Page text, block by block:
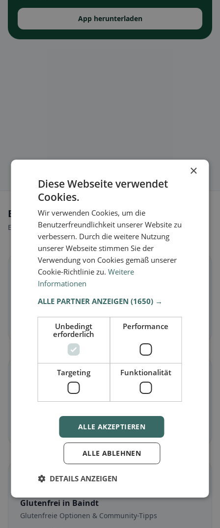
App herunterladen
Ernährungsweisen in Baindt
Entdecke Restaurants passend zu deiner Ernährungsweise.
Pflanzliche Gerichte & vegane Küche
Jetzt entdecken →
Vegetarischin Baindt
Jetzt entdecken →
🌾
Glutenfrei in Baindt
Glutenfreie Optionen & Community-Tipps
×
Diese Webseite verwendet
Cookies.
Wir verwenden Cookies, um die
Benutzerfreundlichkeit unserer Website zu
verbessern. Durch die weitere Nutzung
unserer Webseite stimmen Sie der
Verwendung von Cookies gemäß unserer
Cookie-Richtlinie zu.Weitere
Informationen
ALLE PARTNER ANZEIGEN(1650) →
Unbedingt
erforderlich
Performance
Targeting Funktionalität
ALLE AKZEPTIEREN
ALLE ABLEHNEN
DETAILS ANZEIGEN